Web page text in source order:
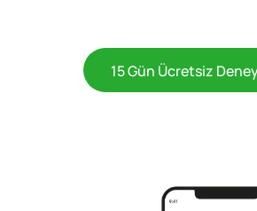
15 Gün Ücretsiz